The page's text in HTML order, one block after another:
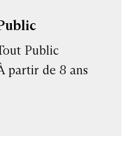
Public
partir de 8 ans